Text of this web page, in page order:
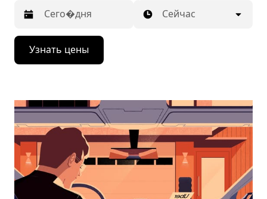
Нажмите
стрелку
вниз,
календарю
выбрать
дату.
Чтобы
закрыть
календарь,
нажмите
Esc.
Сейчас
Узнать цены